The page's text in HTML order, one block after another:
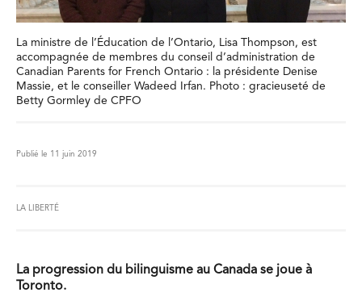
La ministre de l’Éducation de l’Ontario, Lisa Thompson, est
accompagnée de membres du conseil d’administration de
Canadian Parents for French Ontario : la présidente Denise
Massie, et le conseiller Wadeed Irfan. Photo : gracieuseté de
Betty Gormley de CPFO
Publié le 11 juin 2019
LA LIBERTÉ
La progression du bilinguisme au Canada se joue à
Toronto.